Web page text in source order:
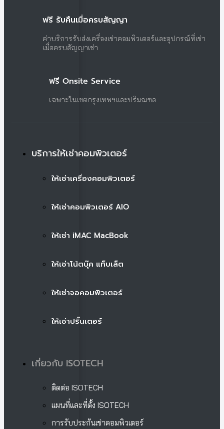
ฟรี รับคืนเมื่อครบสัญญา
ค่าบริการรับส่งเครื่องเช่าคอมพิวเตอร์และอุปกรณ์ที่เช่า
เมื่อครบสัญญาเช่า
ฟรี Onsite Service
เฉพาะในเขตกรุงเทพฯและปริมณฑล
บริการให้เช่าคอมพิวเตอร์
ให้เช่าเครื่องคอมพิวเตอร์
ให้เช่าคอมพิวเตอร์ AIO
ให้เช่า iMAC MacBook
ให้เช่าโน้ตบุ๊ค แท็บเล็ต
ให้เช่าจอคอมพิวเตอร์
ให้เช่าปริ๊นเตอร์
เกี่ยวกับ ISOTECH
ติดต่อ ISOTECH
แผนที่และที่ตั้ง ISOTECH
การรับประกันเช่าคอมพิวเตอร์